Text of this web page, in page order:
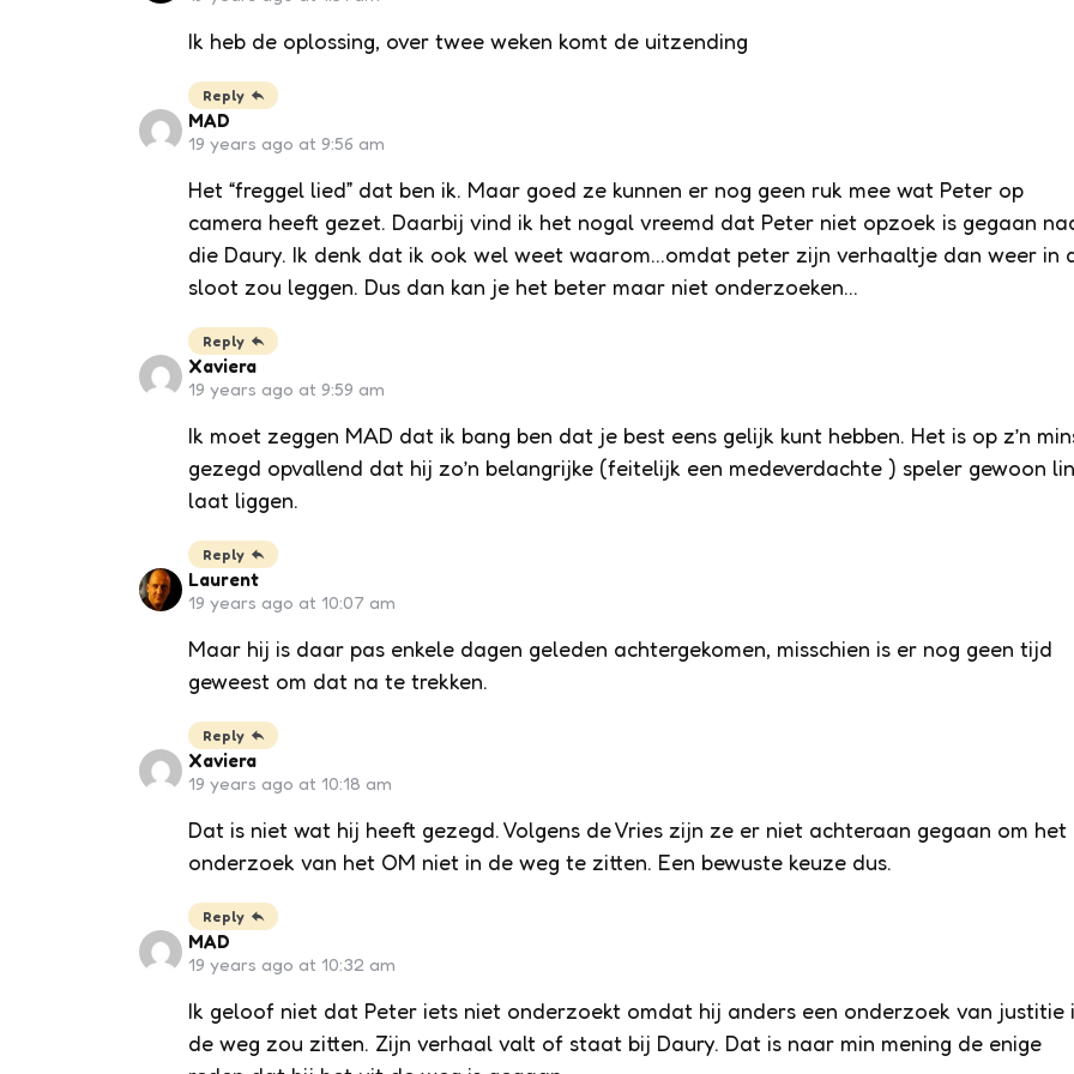
Ik heb de oplossing, over twee weken komt de uitzending
Reply
MAD
19 years ago at 9:56 am
Het “freggel lied” dat ben ik. Maar goed ze kunnen er nog geen ruk mee wat Peter op
camera heeft gezet. Daarbij vind ik het nogal vreemd dat Peter niet opzoek is gegaan
die Daury. Ik denk dat ik ook wel weet waarom…omdat peter zijn verhaaltje dan weer in
sloot zou leggen. Dus dan kan je het beter maar niet onderzoeken…
Reply
Xaviera
19 years ago at 9:59 am
Ik moet zeggen MAD dat ik bang ben dat je best eens gelijk kunt hebben. Het is op z’n
gezegd opvallend dat hij zo’n belangrijke (feitelijk een medeverdachte ) speler gewoon
laat liggen.
Reply
Laurent
19 years ago at 10:07 am
Maar hij is daar pas enkele dagen geleden achtergekomen, misschien is er nog geen tijd
geweest om dat na te trekken.
Reply
Xaviera
19 years ago at 10:18 am
Dat is niet wat hij heeft gezegd. Volgens de Vries zijn ze er niet achteraan gegaan om het
onderzoek van het OM niet in de weg te zitten. Een bewuste keuze dus.
Reply
MAD
19 years ago at 10:32 am
Ik geloof niet dat Peter iets niet onderzoekt omdat hij anders een onderzoek van justitie
de weg zou zitten. Zijn verhaal valt of staat bij Daury. Dat is naar min mening de enige